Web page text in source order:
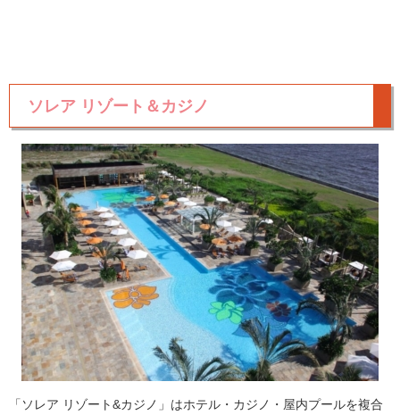
ソレア リゾート＆カジノ
「ソレア リゾート&カジノ」はホテル・カジノ・屋内プールを複合